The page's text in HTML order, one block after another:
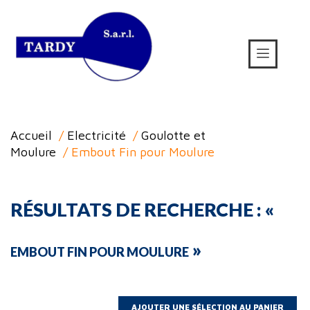
Accueil / Electricité /Goulotte et
Moulure / Embout Fin pour Moulure
RÉSULTATS DE RECHERCHE : «
EMBOUT FIN POUR MOULURE »